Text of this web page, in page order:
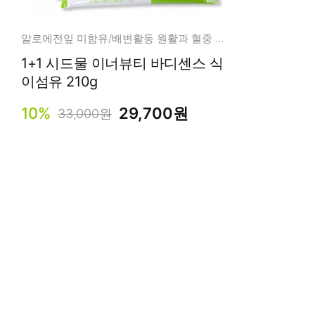
알로에전잎 미함유/배변활동 원활과 혈중 콜레스테롤 개선에 도움
1+1 시드물 이너뷰티 바디센스 식
이섬유 210g
10% 33,000원 29,700원